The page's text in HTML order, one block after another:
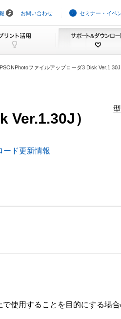
お問い合わせ セミナー・イベ
ファイルアップローダ3 Disk Ver.1.30J
Ver.1.30J）
ード更新情報
使用することを目的にする場